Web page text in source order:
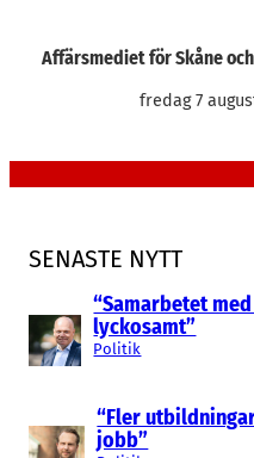
Affärsmediet för Skåne
fredag 7
SENASTE NYTT
“Samarbetet
lyckosamt”
Politik
“Fler
jobb”